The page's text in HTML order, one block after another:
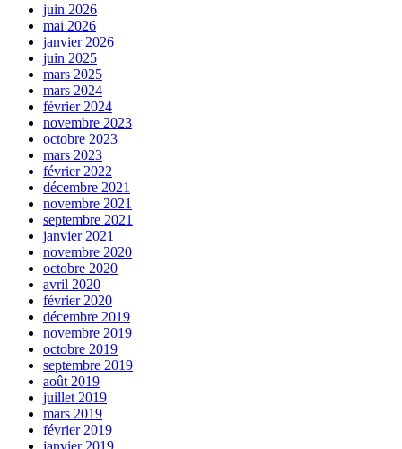
juin 2026
mai 2026
janvier 2026
juin 2025
mars 2025
mars 2024
février 2024
novembre 2023
octobre 2023
mars 2023
février 2022
décembre 2021
novembre 2021
septembre 2021
janvier 2021
novembre 2020
octobre 2020
avril 2020
février 2020
décembre 2019
novembre 2019
octobre 2019
septembre 2019
août 2019
juillet 2019
mars 2019
février 2019
janvier 2019